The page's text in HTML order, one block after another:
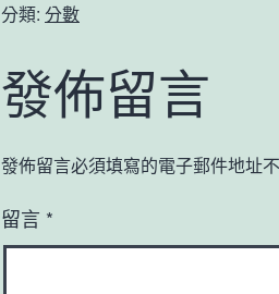
分類: 分數
發佈留言
發佈留言必須填寫的電子郵件地址
留言 *